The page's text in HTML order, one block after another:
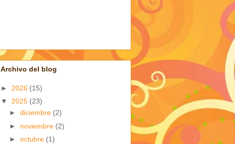
Archivo del blog
► 2026 (15)
▼ 2025 (23)
► diciembre (2)
► noviembre (2)
► octubre (1)